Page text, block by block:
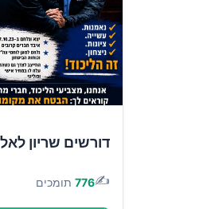
דורשים שריון
✍️
776 תומכים